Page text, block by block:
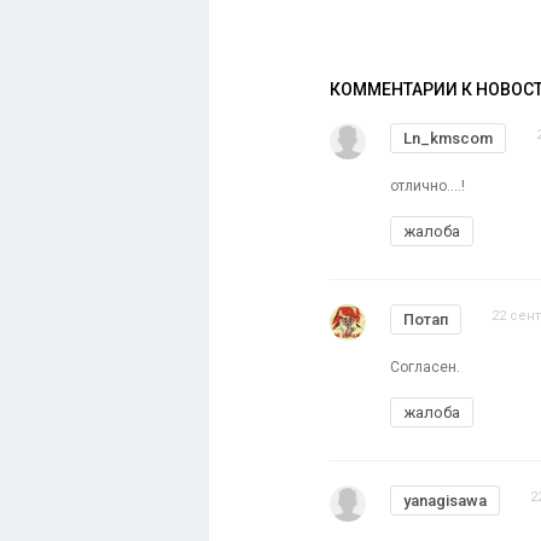
КОММЕНТАРИИ К
Ln_kmscom
отлично....!
жалоба
Потап 22
Согласен.
жалоба
yanagisawa